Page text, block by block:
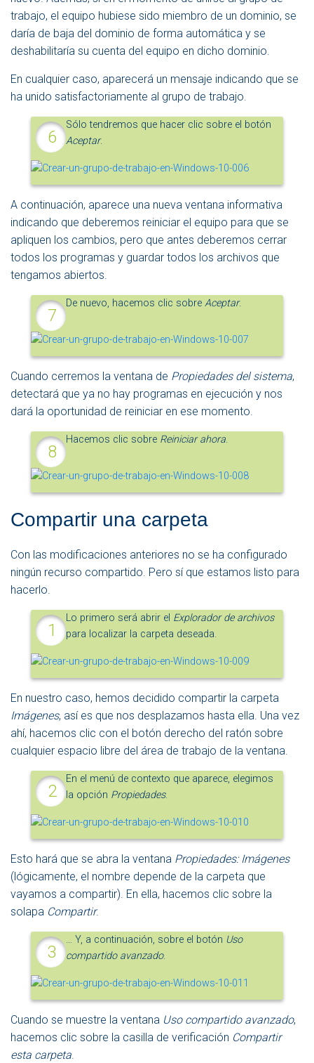
trabajo, el equipo hubiese sido miembro de un dominio, se
daría de baja del dominio de forma automática y se
deshabilitaría su cuenta del equipo en dicho dominio.
En cualquier caso, aparecerá un mensaje indicando que se
ha unido satisfactoriamente al grupo de trabajo.
Sólo tendremos que hacer clic sobre el botón
Aceptar.
A continuación, aparece una nueva ventana informativa
indicando que deberemos reiniciar el equipo para que se
apliquen los cambios, pero que antes deberemos cerrar
todos los programas y guardar todos los archivos que
tengamos abiertos.
De nuevo, hacemos clic sobreAceptar.
Cuando cerremos la ventana de Propiedades del sistema,
detectará que ya no hay programas en ejecución y nos
dará la oportunidad de reiniciar en ese momento.
Hacemos clic sobre Reiniciar ahora.
Compartir una carpeta
Con las modificaciones anteriores no se ha configurado
ningún recurso compartido. Pero sí que estamos listo para
hacerlo.
Lo primero será abrir el Explorador de archivos
para localizar la carpeta deseada.
En nuestro caso, hemos decidido compartir la carpeta
Imágenes, así es que nos desplazamos hasta ella. Una vez
ahí, hacemos clic con el botón derecho del ratón sobre
cualquier espacio libre del área de trabajo de la ventana.
En el menú de contexto que aparece, elegimos
la opción Propiedades.
Esto hará que se abra la ventana Propiedades: Imágenes
(lógicamente, el nombre depende de la carpeta que
vayamos a compartir). En ella, hacemos clic sobre la
solapa Compartir.
… Y, a continuación, sobre el botón Uso
compartido avanzado.
Cuando se muestre la ventana Uso compartido avanzado,
hacemos clic sobre la casilla de verificación Compartir
esta carpeta.